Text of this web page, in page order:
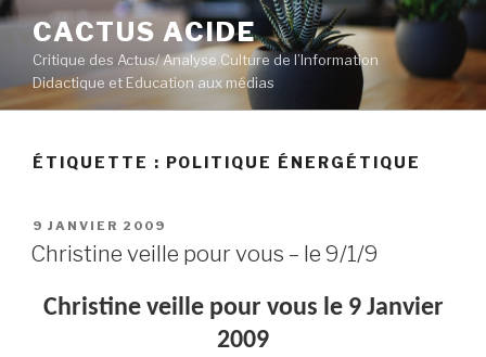
Aller
contenu
principal
CACTUS ACIDE
Critique des Actus/ Analyse Culture de l’Information
Didactique et Education aux médias
ÉTIQUETTE : POLITIQUE ÉNERGÉTIQUE
PUBLIÉ
LE
9 JANVIER 2009
Christine veille pour vous – le 9/1/9
Christine veille pour vous le 9 Janvier
2009